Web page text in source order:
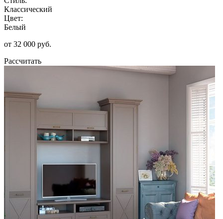
Классический
Цвет:
Белый
от 32 000 руб.
Рассчитать